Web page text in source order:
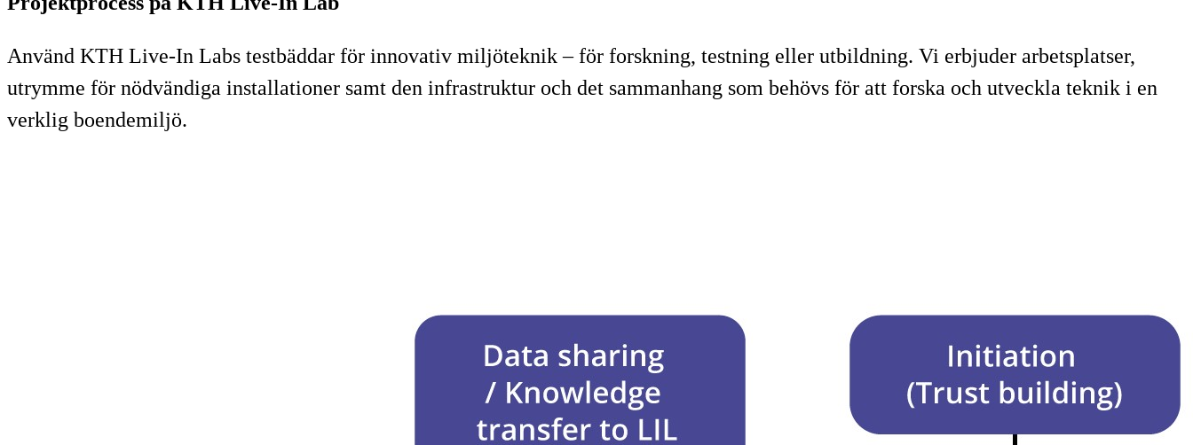
Använd KTH Live-In Labs testbäddar för innovativ miljöteknik – för forskning, testning eller utbildning. Vi erbjuder arbetsplatser,
utrymme för nödvändiga installationer samt den infrastruktur och det sammanhang som behövs för att forska och utveckla teknik i en
verklig boendemiljö.